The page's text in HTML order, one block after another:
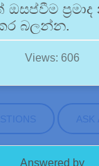
ඔසප්වීම
කර බලන්න.
Views: 606
ASK
Answered by